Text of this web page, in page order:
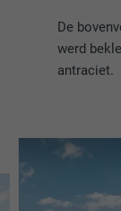
De
werd
antraciet.